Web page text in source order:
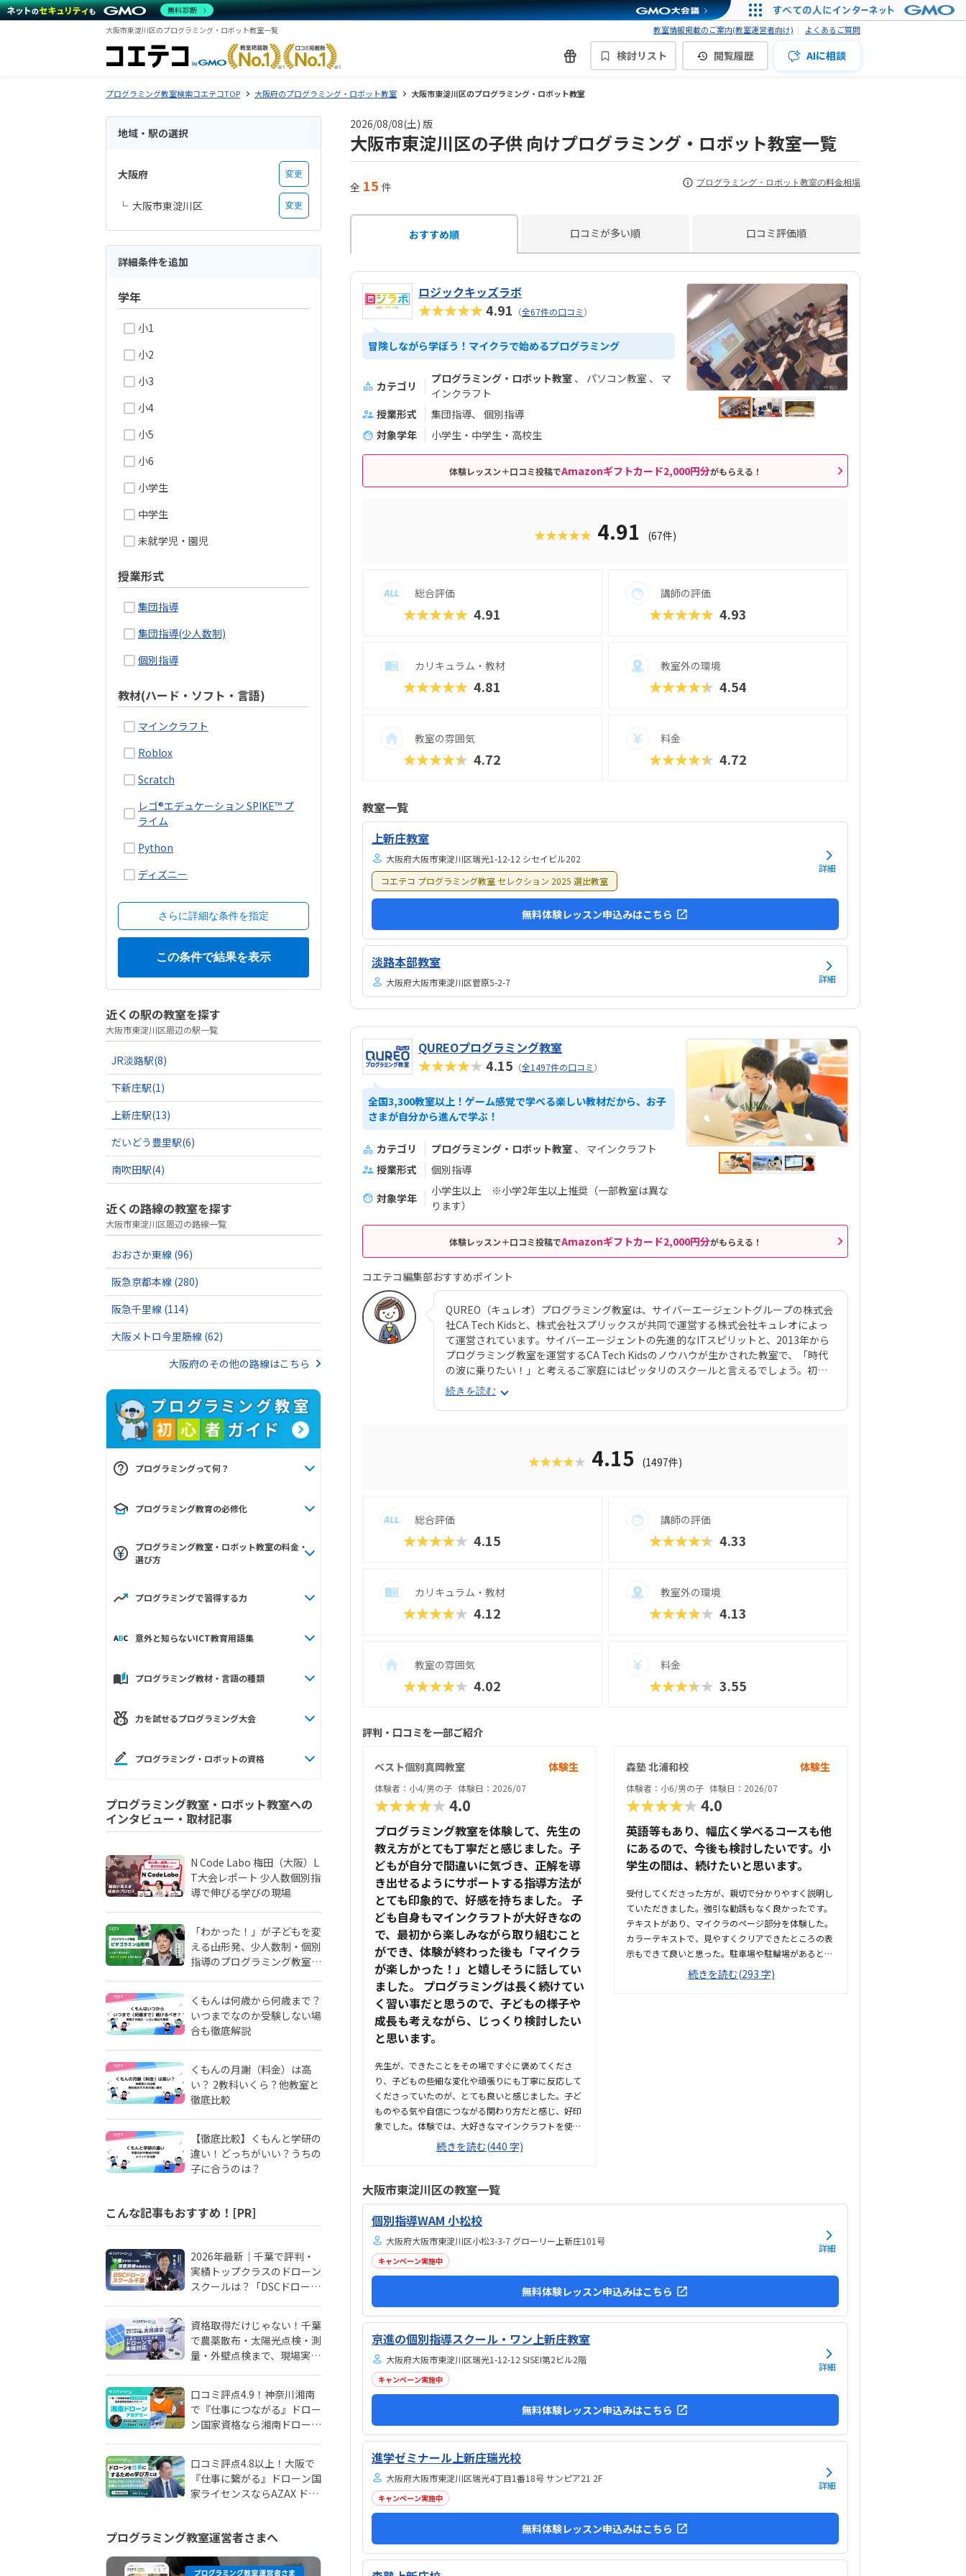
大阪市東淀川区のプログラミング・ロボット教室一覧 教室情報掲載のご案内(教室運営者向け) よくあるご質問
検討リスト 閲覧履歴 AIに相談
プログラミング教室検索コエテコTOP 大阪府のプログラミング・ロボット教室 大阪市東淀川区のプログラミング・ロボット教室
地域・駅の選択
大阪府 変更
大阪市東淀川区 変更
詳細条件を追加
学年
小1
小2
小3
小4
小5
小6
小学生
中学生
未就学児・園児
授業形式
集団指導
集団指導(少人数制)
個別指導
教材(ハード・ソフト・言語)
マインクラフト
Roblox
Scratch
レゴ®エデュケーション SPIKE™ プ
ライム
Python
ディズニー
さらに詳細な条件を指定
近くの駅の教室を探す
大阪市東淀川区周辺の駅一覧
JR淡路駅(8)
下新庄駅(1)
上新庄駅(13)
だいどう豊里駅(6)
南吹田駅(4)
近くの路線の教室を探す
大阪市東淀川区周辺の路線一覧
おおさか東線 (96)
阪急京都本線 (280)
阪急千里線 (114)
大阪メトロ今里筋線 (62)
大阪府のその他の路線はこちら
プログラミングって何？
プログラミング教育の必修化
プログラミング教室・ロボット教室の料金・
選び方
プログラミングで習得する力
意外と知らないICT教育用語集
プログラミング教材・言語の種類
力を試せるプログラミング大会
プログラミング・ロボットの資格
プログラミング教室・ロボット教室への
インタビュー・取材記事
N Code Labo 梅田（大阪）L
T大会レポート 少人数個別指
導で伸びる学びの現場
「わかった！」が子どもを変
える――山形発、少人数制・個別
指導のプログラミング教室
くもんは何歳から何歳まで？
いつまでなのか受験しない場
合も徹底解説
くもんの月謝（料金）は高
い？ 2教科いくら？他教室と
徹底比較
【徹底比較】くもんと学研の
違い！どっちがいい？うちの
子に合うのは？
こんな記事もおすすめ！[PR]
2026年最新｜千葉で評判・
実績トップクラスのドローン
スクールは？「DSCドローン
資格取得だけじゃない！千葉
で農薬散布・太陽光点検・測
量・外壁点検まで、現場実務
口コミ評点4.9！神奈川湘南
で『仕事につながる』ドロー
ン国家資格なら湘南ドローン
口コミ評点4.8以上！大阪で
『仕事に繋がる』ドローン国
家ライセンスならAZAX ドロ
プログラミング教室運営者さまへ
2026/08/08(土) 版
大阪市東淀川区の子供 向けプログラミング・ロボット教室一覧
全 15 件 プログラミング・ロボット教室の料金相場
おすすめ順 口コミが多い順 口コミ評価順
ロジックキッズラボ
★★★★★4.91 （全67件の口コミ）
冒険しながら学ぼう！マイクラで始めるプログラミング
カテゴリ
プログラミング・ロボット教室 パソコン教室
マ
インクラフト
授業形式
集団指導
個別指導
対象学年
小学生・中学生・高校生
体験レッスン＋口コミ投稿でAmazonギフトカード2,000円分がもらえる！
★★★★★ 4.91 (67件)
総合評価
★★★★★ 4.91
講師の評価
★★★★★ 4.93
カリキュラム・教材
★★★★★ 4.81
教室外の環境
★★★★★ 4.54
教室の雰囲気
★★★★★ 4.72
料金
★★★★★ 4.72
教室一覧
上新庄教室
大阪府大阪市東淀川区瑞光1-12-12 シセイビル202
コエテコ プログラミング教室 セレクション 2025 選出教室
詳細
無料体験レッスン申込みはこちら
淡路本部教室
大阪府大阪市東淀川区菅原5-2-7 詳細
QUREOプログラミング教室
★★★★★4.15 （全1497件の口コミ）
全国3,300教室以上！ゲーム感覚で学べる楽しい教材だから、お子
さまが自分から進んで学ぶ！
カテゴリ プログラミング・ロボット教室
マインクラフト
授業形式
個別指導
対象学年
小学生以上 ※小学2年生以上推奨（一部教室は異な
ります）
体験レッスン＋口コミ投稿でAmazonギフトカード2,000円分がもらえる！
コエテコ編集部おすすめポイント
QUREO（キュレオ）プログラミング教室は、サイバーエージェントグループの株式会
社CA Tech Kidsと、株式会社スプリックスが共同で運営する株式会社キュレオによっ
て運営されています。サイバーエージェントの先進的なITスピリットと、2013年から
プログラミング教室を運営するCA Tech Kidsのノウハウが生かされた教室で、「時代
の波に乗りたい！」と考えるご家庭にはピッタリのスクールと言えるでしょう。初級
コースのメインパートでは、オリジナル教材を使って420種類のゲーム制作に挑戦。教
材はスクール名のとおり、独自に開発されたプログラミング教材「QUREO（キュレ
オ）」です。スマホゲームのような感覚でサクサク進められるのに、本格的な内容が
も高く、実際にスマホゲーム開発で使用されていたキャラクター素材などを多数収
続きを読む
★★★★★ 4.15 (1497件)
総合評価
★★★★★ 4.15
講師の評価
★★★★★ 4.33
カリキュラム・教材
★★★★★ 4.12
教室外の環境
★★★★★ 4.13
教室の雰囲気
★★★★★ 4.02
料金
★★★★★ 3.55
評判・口コミを一部ご紹介
ベスト個別真岡教室 体験生
体験者：小4/男の子 体験日：2026/07
★★★★★4.0
プログラミング教室を体験して、先生の
教え方がとても丁寧だと感じました。子
どもが自分で間違いに気づき、正解を導
き出せるようにサポートする指導方法が
とても印象的で、好感を持ちました。 子
ども自身もマインクラフトが大好きなの
で、最初から楽しみながら取り組むこと
ができ、体験が終わった後も「マイクラ
が楽しかった！」と嬉しそうに話してい
ました。 プログラミングは長く続けてい
く習い事だと思うので、子どもの様子や
成長も考えながら、じっくり検討したい
と思います。
先生が、できたことをその場ですぐに褒めてくださ
り、子どもの些細な変化や頑張りにも丁寧に反応して
くださっていたのが、とても良いと感じました。子ど
ものやる気や自信につながる関わり方だと感じ、好印
象でした。体験では、大好きなマインクラフトを使っ
た授業だったため、楽しみながら取り組むことがで
き、とても良かったです。ただ、今後もずっとマイン
も興味を持って取り組めるかどうかは少し気になる点
でした。教室は自宅から15分ほどの距離にあり、通い
やすいと感じました。また、駐車場もあるため、送り
ました。教室は一人ひとりの席が完全に仕切られてい
るわけではありませんが、壁などで視線が分散しにく
い工夫がされており、集中しやすい雰囲気だと感じま
した。月4回（1回50分）で約12,000円という料金
は、我が家にとってはや...
続きを読む(440 字)
森塾 北浦和校 体験生
体験者：小6/男の子 体験日：2026/07
★★★★★4.0
英語等もあり、幅広く学べるコースも他
にあるので、今後も検討したいです。小
学生の間は、続けたいと思います。
受付してくださった方が、親切で分かりやすく説明し
ていただきました。強引な勧誘もなく良かったです。
テキストがあり、マイクラのページ部分を体験した。
カラーテキストで、見やすくクリアできたところの表
示もできて良いと思った。駐車場や駐輪場があるとも
っと良かった。徒歩で通うことになりそうです。駅か
らは近くて良いです。雰囲気も良く、清潔感もあっ
続きを読む(293 字)
大阪市東淀川区の教室一覧
個別指導WAM 小松校
大阪府大阪市東淀川区小松3-3-7 グローリー上新庄101号
キャンペーン実施中
詳細
無料体験レッスン申込みはこちら
京進の個別指導スクール・ワン上新庄教室
大阪府大阪市東淀川区瑞光1-12-12 SISEI第2ビル2階
キャンペーン実施中
詳細
無料体験レッスン申込みはこちら
進学ゼミナール上新庄瑞光校
大阪府大阪市東淀川区瑞光4丁目1番18号 サンピア21 2F
キャンペーン実施中
詳細
無料体験レッスン申込みはこちら
無料診断